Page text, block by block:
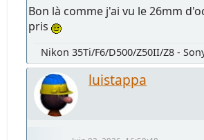
Bon là comme j'ai vu le 26mm
pris
Nikon 35Ti/F6/D500/Z50II/Z8 -
luistappa